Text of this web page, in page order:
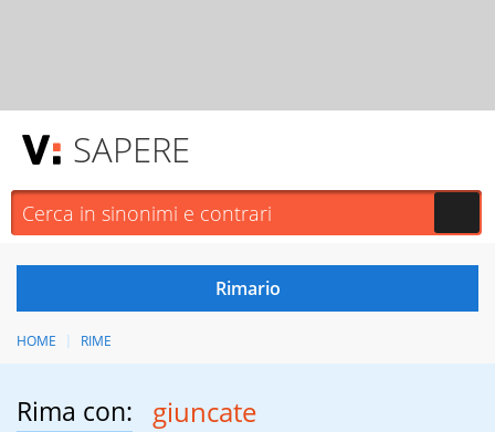
SAPERE
HOME RIME
Rima con: giuncate